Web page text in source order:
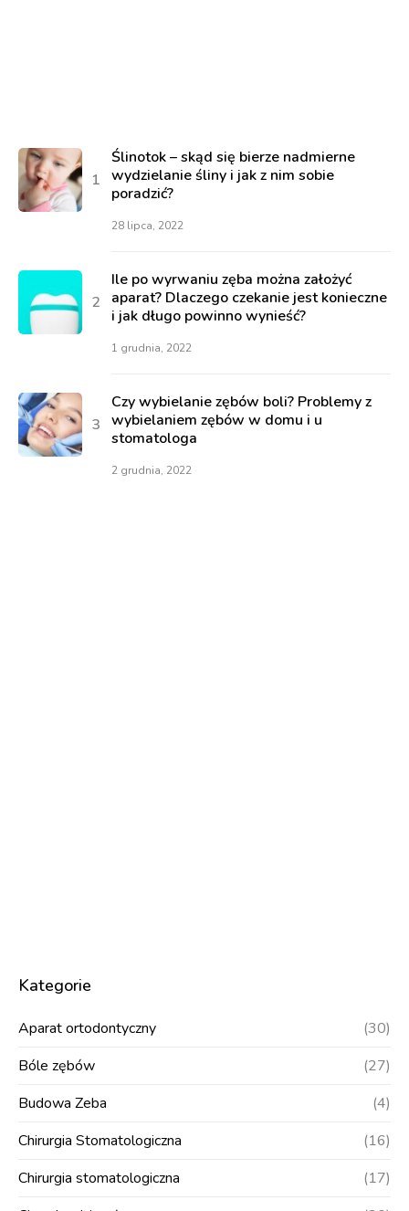
Ślinotok – skąd się bierze nadmierne
wydzielanie śliny i jak z nim sobie
poradzić?
28 lipca, 2022
Ile po wyrwaniu zęba można założyć
aparat? Dlaczego czekanie jest konieczne
i jak długo powinno wynieść?
1 grudnia, 2022
Czy wybielanie zębów boli? Problemy z
wybielaniem zębów w domu i u
stomatologa
2 grudnia, 2022
Kategorie
Aparat ortodontyczny
(30)
Bóle zębów
(27)
Budowa Zeba
(4)
Chirurgia Stomatologiczna
(16)
Chirurgia stomatologiczna
(17)